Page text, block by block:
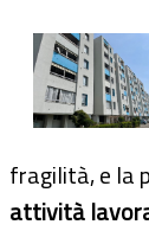
fragilità, e la
attività